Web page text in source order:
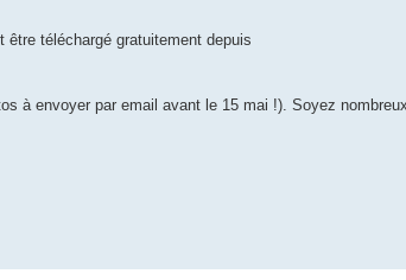
être téléchargé gratuitement depuis
à envoyer par email avant le 15 mai !). Soyez